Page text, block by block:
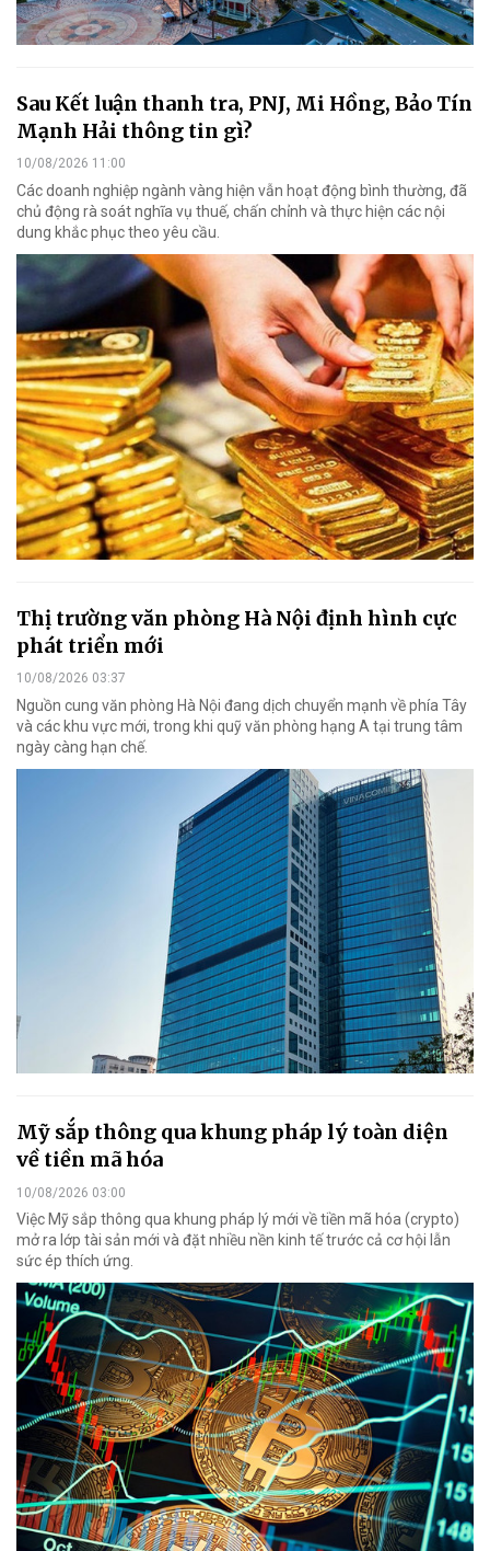
Sau Kết luận thanh tra, PNJ, Mi Hồng, Bảo Tín
Mạnh Hải thông tin gì?
10/08/2026 11:00
Các doanh nghiệp ngành vàng hiện vẫn hoạt động bình thường, đã
chủ động rà soát nghĩa vụ thuế, chấn chỉnh và thực hiện các nội
dung khắc phục theo yêu cầu.
Thị trường văn phòng Hà Nội định hình cực
phát triển mới
10/08/2026 03:37
Nguồn cung văn phòng Hà Nội đang dịch chuyển mạnh về phía Tây
và các khu vực mới, trong khi quỹ văn phòng hạng A tại trung tâm
ngày càng hạn chế.
Mỹ sắp thông qua khung pháp lý toàn diện
về tiền mã hóa
10/08/2026 03:00
Việc Mỹ sắp thông qua khung pháp lý mới về tiền mã hóa (crypto)
mở ra lớp tài sản mới và đặt nhiều nền kinh tế trước cả cơ hội lẫn
sức ép thích ứng.